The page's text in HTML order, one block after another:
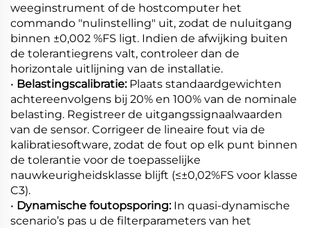
weeginstrument of de hostcomputer het
commando "nulinstelling" uit, zodat de nuluitgang
binnen ±0,002 %FS ligt. Indien de afwijking buiten
de tolerantiegrens valt, controleer dan de
horizontale uitlijning van de installatie.
• Belastingscalibratie: Plaats standaardgewichten
achtereenvolgens bij 20% en 100% van de nominale
belasting. Registreer de uitgangssignaalwaarden
van de sensor. Corrigeer de lineaire fout via de
kalibratiesoftware, zodat de fout op elk punt binnen
de tolerantie voor de toepasselijke
nauwkeurigheidsklasse blijft (≤±0,02%FS voor klasse
C3).
• Dynamische foutopsporing: In quasi-dynamische
scenario’s pas u de filterparameters van het